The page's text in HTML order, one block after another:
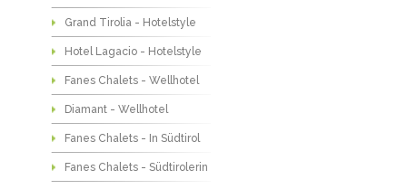
Grand Tirolia - Hotelstyle
Hotel Lagacio - Hotelstyle
Fanes Chalets - Wellhotel
Diamant - Wellhotel
Fanes Chalets - In Südtirol
Fanes Chalets - Südtirolerin